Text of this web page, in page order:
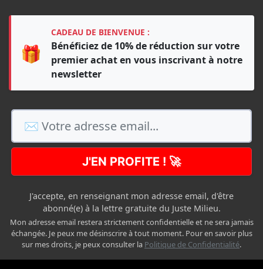
🎁
CADEAU DE BIENVENUE :
Bénéficiez de 10% de réduction sur votre
premier achat en vous inscrivant à notre
newsletter
J'EN PROFITE ! 🚀
J'accepte, en renseignant mon adresse email, d'être
abonné(e) à la lettre gratuite du Juste Milieu.
Mon adresse email restera strictement confidentielle et ne sera jamais
échangée. Je peux me désinscrire à tout moment. Pour en savoir plus
sur mes droits, je peux consulter la Politique de Confidentialité.